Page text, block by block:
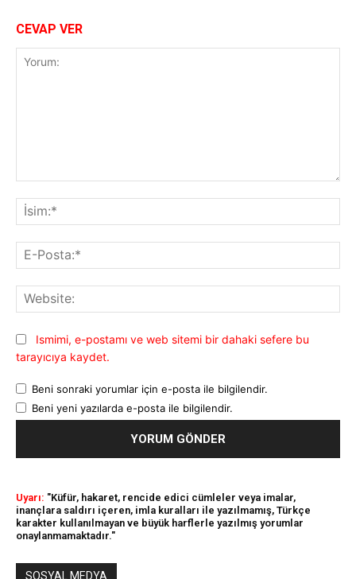
CEVAP VER
Ismimi, e-postamı ve web sitemi bir dahaki sefere bu
tarayıcıya kaydet.
Beni sonraki yorumlar için e-posta ile bilgilendir.
Beni yeni yazılarda e-posta ile bilgilendir.
Uyarı: "Küfür, hakaret, rencide edici cümleler veya imalar,
inançlara saldırı içeren, imla kuralları ile yazılmamış, Türkçe
karakter kullanılmayan ve büyük harflerle yazılmış yorumlar
onaylanmamaktadır."
SOSYAL MEDYA